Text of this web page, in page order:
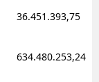
Isparta
36.451.393,75
634.480.253,24